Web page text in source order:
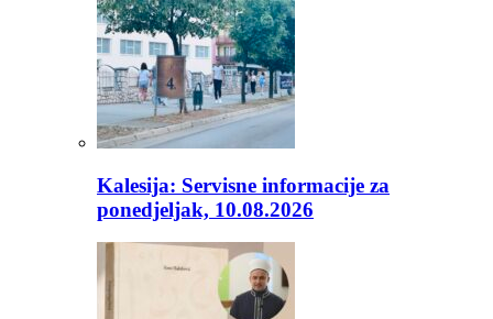
Kalesija: Servisne informacije za
ponedjeljak, 10.08.2026